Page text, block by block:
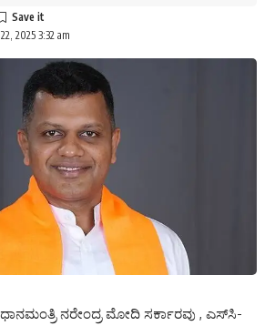
2025 3:32 am
ನರೇಂದ್ರ ಮೋದಿ ಸರ್ಕಾರವು , ಎಸ್‌ಸಿ-